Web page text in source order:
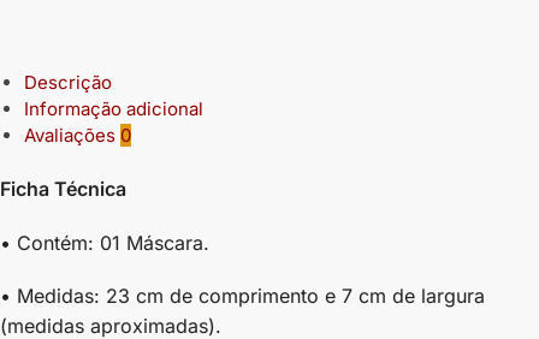
Descrição
Informação adicional
Avaliações 0
Ficha Técnica
• Contém: 01 Máscara.
• Medidas: 23 cm de comprimento e 7 cm de largura
(medidas aproximadas).